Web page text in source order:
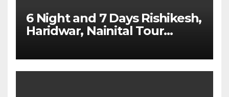
6 Night and 7 Days Rishikesh,
Haridwar, Nainital Tour